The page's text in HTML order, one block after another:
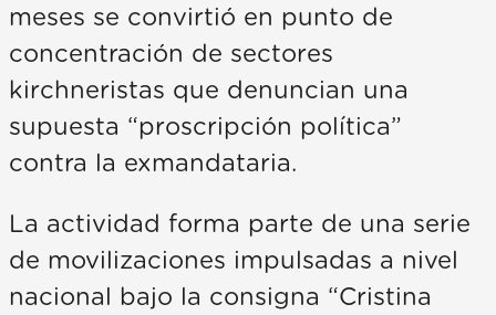
meses se convirtió en punto de
concentración de sectores
kirchneristas que denuncian una
supuesta “proscripción política”
contra la exmandataria.
La actividad forma parte de una serie
de movilizaciones impulsadas a nivel
nacional bajo la consigna “Cristina